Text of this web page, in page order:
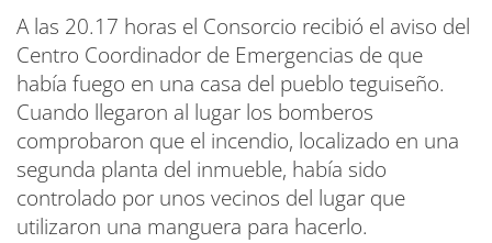
A las 20.17 horas el Consorcio recibió el aviso del
Centro Coordinador de Emergencias de que
había fuego en una casa del pueblo teguiseño.
Cuando llegaron al lugar los bomberos
comprobaron que el incendio, localizado en una
segunda planta del inmueble, había sido
controlado por unos vecinos del lugar que
utilizaron una manguera para hacerlo.